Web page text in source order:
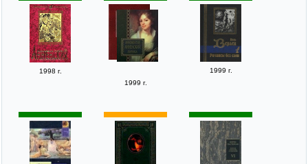
1998 г.
1999 г.
1999 г.